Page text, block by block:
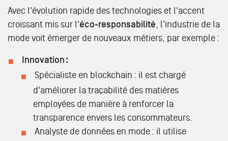
Avec l'évolution rapide des technologies et l'accent
croissant mis sur l'éco-responsabilité , l'industrie de la
mode voit émerger de nouveaux métiers, par exemple :
Innovation :
Spécialiste en blockchain : il est chargé
d'améliorer la traçabilité des matières
employées de manière à renforcer la
transparence envers les consommateurs.
Analyste de données en mode : il utilise